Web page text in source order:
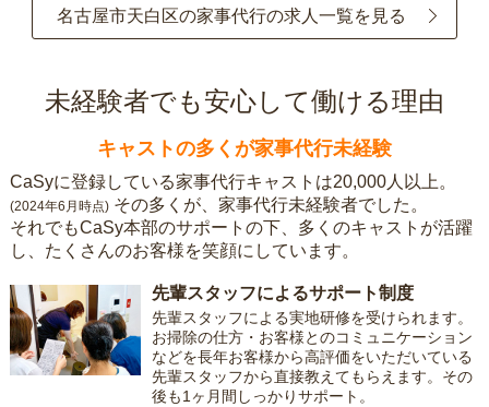
名古屋市天白区の家事代行の求人一覧を見る
未経験者でも安心して働ける理由
キャストの多くが家事代行未経験
CaSyに登録している家事代行キャストは20,000人以上。
(2024年6月時点) その多くが、家事代行未経験者でした。
それでもCaSy本部のサポートの下、多くのキャストが活躍
し、たくさんのお客様を笑顔にしています。
先輩スタッフによるサポート制度
先輩スタッフによる実地研修を受けられます。
お掃除の仕方・お客様とのコミュニケーション
などを長年お客様から高評価をいただいている
先輩スタッフから直接教えてもらえます。その
後も1ヶ月間しっかりサポート。